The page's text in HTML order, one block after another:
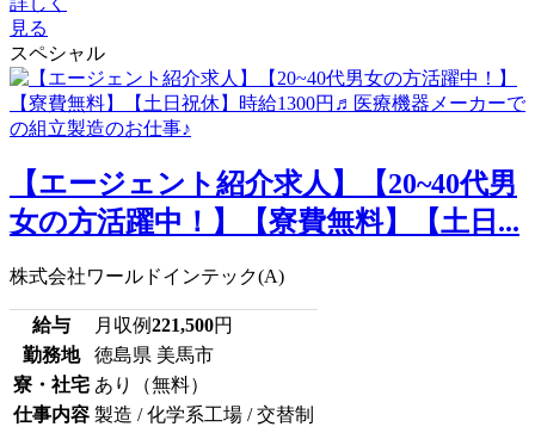
見る
スペシャル
【エージェント紹介求人】【20~40代男
女の方活躍中！】【寮費無料】【土日...
株式会社ワールドインテック(A)
給与 月収例221,500円
勤務地
徳島県 美馬市
寮・社宅 あり（無料）
仕事内容 製造 / 化学系工場 / 交替制